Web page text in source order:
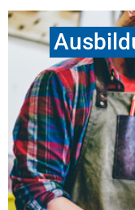
Spannende